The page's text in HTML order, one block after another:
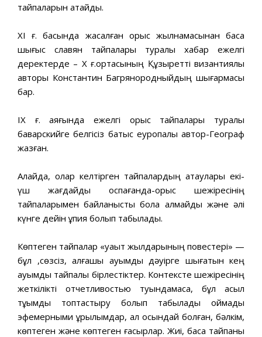
тайпаларын атайды.
XI ғ. басында жасалған орыс жылнамасынан басқа
шығыс славян тайпалары туралы хабар ежелгі
деректерде – X ғ.ортасының Құзыретті византиялық
авторы Константин Багрянородныйдың шығармасы
бар.
IX ғ. аяғында ежелгі орыс тайпалары туралы
баварскийге белгісіз батыс еуропалық автор-Географ
жазған.
Алайда, олар келтірген тайпалардың атаулары екі-
үш жағдайды қоспағанда-орыс шежіресінің
тайпаларымен байланысты бола алмайды және әлі
күнге дейін құпия болып табылады.
Көптеген тайпалар «уақыт жылдарының повестері» —
бұл ,сөзсіз, алғашқы қауымдық дәуірге шығатын кең
ауқымды тайпалық бірлестіктер. Контексте шежіресінің
жеткілікті отчетливостью туындамаса, бұл асыл
тұқымды топтастыру болып табылады қоймады
эфемерными құрылымдар, ал осындай болған, бәлкім,
көптеген және көптеген ғасырлар. Жиі, басқа тайпаны